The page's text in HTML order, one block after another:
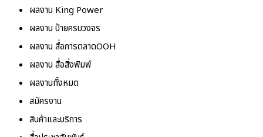
ผลงาน King Power
ผลงาน ป้ายครบวงจร
ผลงาน สื่อการตลาดOOH
ผลงาน สื่อสิ่งพิมพ์
ผลงานทั้งหมด
สมัครงาน
สินค้าและบริการ